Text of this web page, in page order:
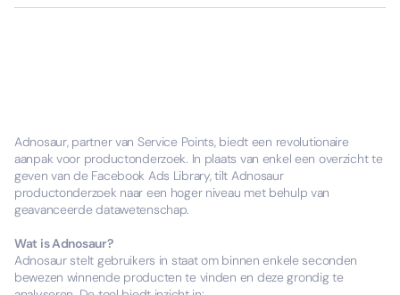
Adnosaur, partner van Service Points, biedt een revolutionaire
aanpak voor productonderzoek. In plaats van enkel een overzicht te
geven van de Facebook Ads Library, tilt Adnosaur
productonderzoek naar een hoger niveau met behulp van
geavanceerde datawetenschap.
Wat is Adnosaur?
Adnosaur stelt gebruikers in staat om binnen enkele seconden
bewezen winnende producten te vinden en deze grondig te